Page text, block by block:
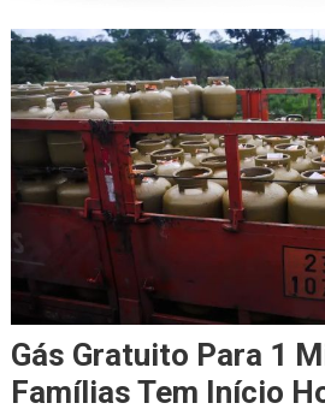
Gás Gratuito Para 1
Famílias Tem Início